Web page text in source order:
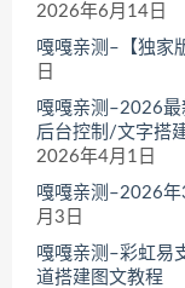
2026年6月14日
嘎嘎亲测–【独家
日
嘎嘎亲测–2026
后台控制/文字搭
2026年4月1日
嘎嘎亲测–2026
月3日
嘎嘎亲测–彩虹易
道搭建图文教程